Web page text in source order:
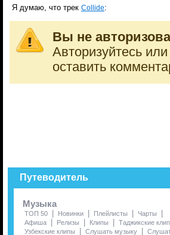
Я думаю, что трек Collide:
Вы не
Авторизуйтесь или
оставить
Путеводитель
Музыка
ТОП 50 | Новинки | Плейлисты | Чарты |
Афиша | Релизы | Клипы | Таджикские
Узбекские клипы | Слушать музыку |